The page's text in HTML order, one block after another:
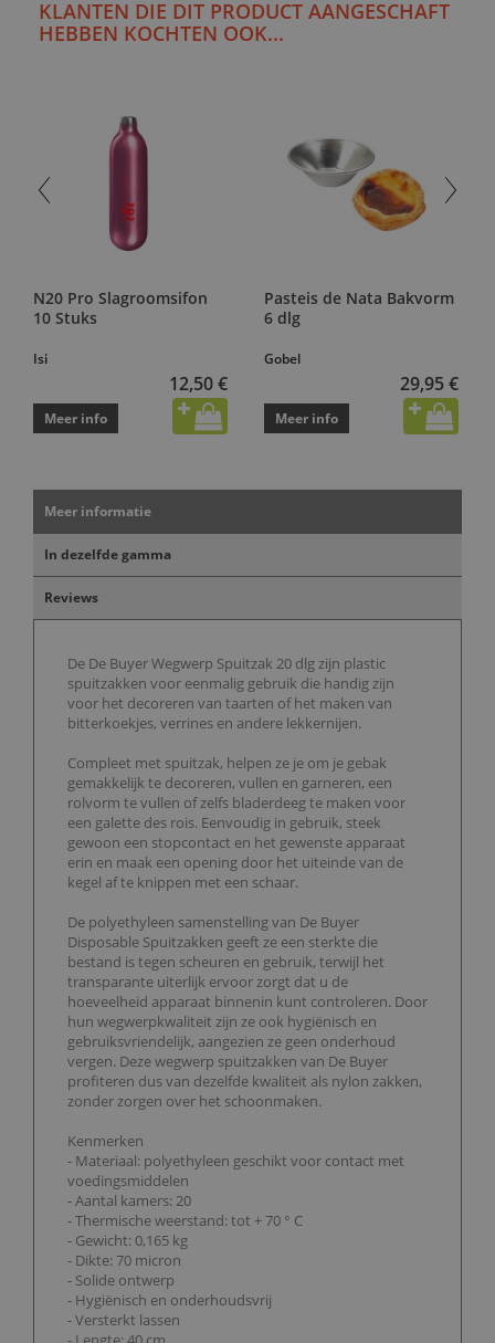
KLANTEN DIE DIT PRODUCT AANGESCHAFT
HEBBEN KOCHTEN OOK...
N20 Pro Slagroomsifon
10 Stuks
Isi
12,50 €
Meer info
Pasteis de Nata Bakvorm
6 dlg
Gobel
29,95 €
Meer info
Meer informatie
In dezelfde gamma
Reviews
De De Buyer Wegwerp Spuitzak 20 dlg zijn plastic
spuitzakken voor eenmalig gebruik die handig zijn
voor het decoreren van taarten of het maken van
bitterkoekjes, verrines en andere lekkernijen.
Compleet met spuitzak, helpen ze je om je gebak
gemakkelijk te decoreren, vullen en garneren, een
rolvorm te vullen of zelfs bladerdeeg te maken voor
een galette des rois. Eenvoudig in gebruik, steek
gewoon een stopcontact en het gewenste apparaat
erin en maak een opening door het uiteinde van de
kegel af te knippen met een schaar.
De polyethyleen samenstelling van De Buyer
Disposable Spuitzakken geeft ze een sterkte die
bestand is tegen scheuren en gebruik, terwijl het
transparante uiterlijk ervoor zorgt dat u de
hoeveelheid apparaat binnenin kunt controleren. Door
hun wegwerpkwaliteit zijn ze ook hygiënisch en
gebruiksvriendelijk, aangezien ze geen onderhoud
vergen. Deze wegwerp spuitzakken van De Buyer
profiteren dus van dezelfde kwaliteit als nylon zakken,
zonder zorgen over het schoonmaken.
Kenmerken
- Materiaal: polyethyleen geschikt voor contact met
voedingsmiddelen
- Aantal kamers: 20
- Thermische weerstand: tot + 70 ° C
- Gewicht: 0,165 kg
- Dikte: 70 micron
- Solide ontwerp
- Hygiënisch en onderhoudsvrij
- Versterkt lassen